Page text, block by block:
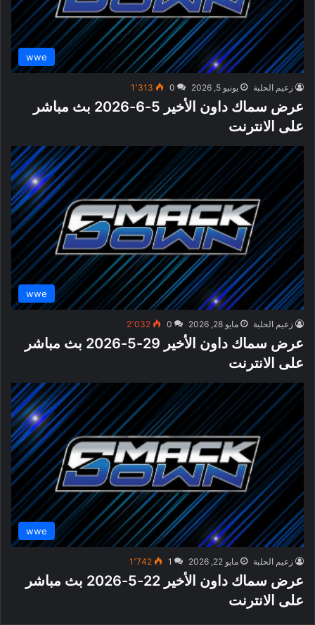
wwe
زعيم الحلبة يونيو 5, 2026 0 1٬313
عرض سماك داون الأخير 5-6-2026 بث مباشر
على الانترنت
wwe
زعيم الحلبة مايو 28, 2026 0 2٬032
عرض سماك داون الأخير 29-5-2026 بث مباشر
على الانترنت
wwe
زعيم الحلبة مايو 22, 2026 1 1٬742
عرض سماك داون الأخير 22-5-2026 بث مباشر
على الانترنت